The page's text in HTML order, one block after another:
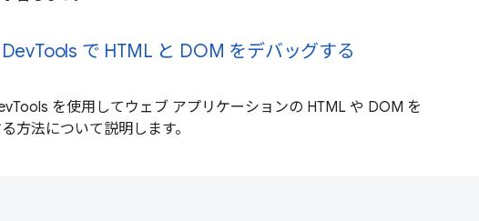
で HTML と DOM をデバッグする
を使用してウェブ アプリケーションの HTML や DOM を
方法について説明します。